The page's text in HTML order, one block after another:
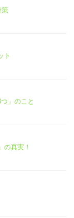
策
ト
」のこと
の真実！